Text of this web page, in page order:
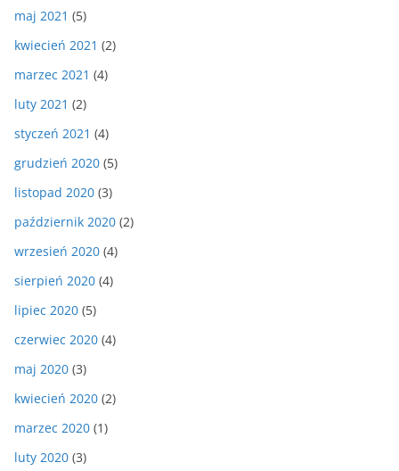
maj 2021 (5)
kwiecień 2021 (2)
marzec 2021 (4)
luty 2021 (2)
styczeń 2021 (4)
grudzień 2020 (5)
listopad 2020 (3)
październik 2020 (2)
wrzesień 2020 (4)
sierpień 2020 (4)
lipiec 2020 (5)
czerwiec 2020 (4)
maj 2020 (3)
kwiecień 2020 (2)
marzec 2020 (1)
luty 2020 (3)